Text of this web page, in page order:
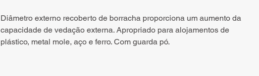
Diâmetro externo recoberto de borracha proporciona um aumento da
capacidade de vedação externa. Apropriado para alojamentos de
plástico, metal mole, aço e ferro. Com guarda pó.